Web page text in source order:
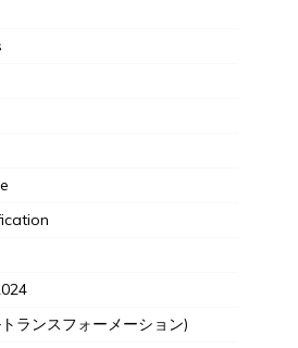
ランスフォーメーション)